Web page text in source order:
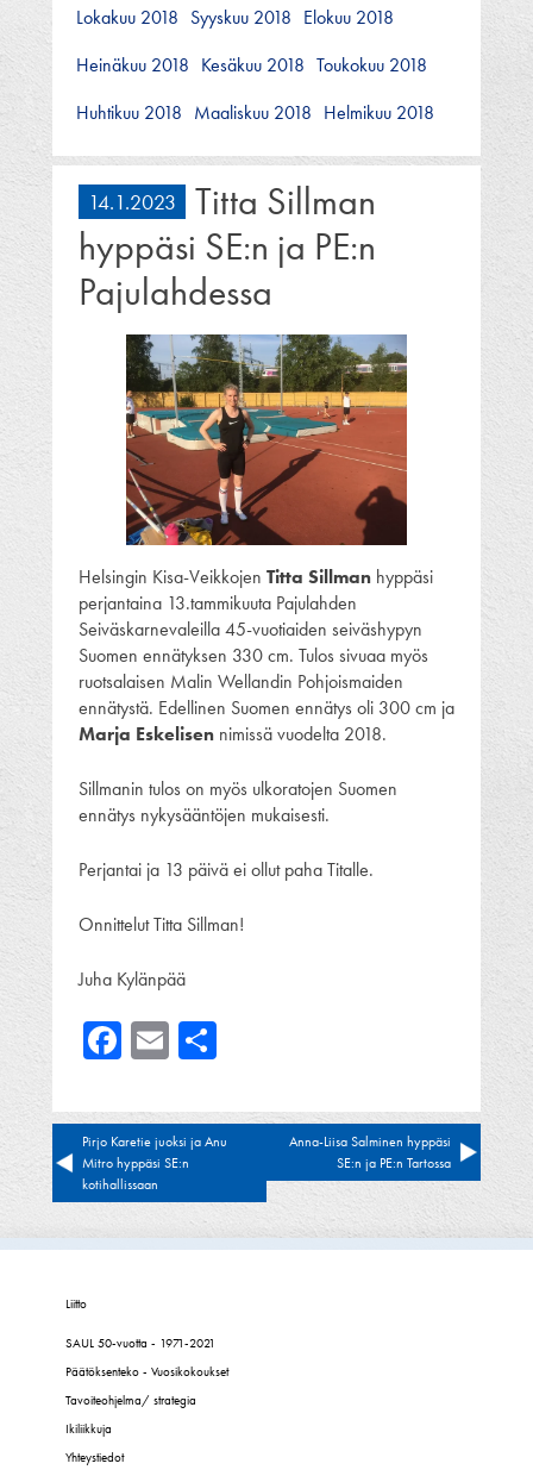
Lokakuu 2018 Syyskuu 2018 Elokuu 2018
Heinäkuu 2018 Kesäkuu 2018 Toukokuu 2018
Huhtikuu 2018 Maaliskuu 2018 Helmikuu 2018
14.1.2023
Titta Sillman
hyppäsi SE:n ja PE:n
Pajulahdessa
Helsingin Kisa-Veikkojen Titta Sillman hyppäsi
perjantaina 13.tammikuuta Pajulahden
Seiväskarnevaleilla 45-vuotiaiden seiväshypyn
Suomen ennätyksen 330 cm. Tulos sivuaa myös
ruotsalaisen Malin Wellandin Pohjoismaiden
ennätystä. Edellinen Suomen ennätys oli 300 cm ja
Marja Eskelisen nimissä vuodelta 2018.
Sillmanin tulos on myös ulkoratojen Suomen
ennätys nykysääntöjen mukaisesti.
Perjantai ja 13 päivä ei ollut paha Titalle.
Onnittelut Titta Sillman!
Juha Kylänpää
Facebook
Email
Artikkelien
selaus
Pirjo Karetie juoksi ja Anu
Mitro hyppäsi SE:n
kotihallissaan
Anna-Liisa Salminen hyppäsi
SE:n ja PE:n Tartossa
Liitto
SAUL 50-vuotta - 1971-2021
Päätöksenteko - Vuosikokoukset
Tavoiteohjelma/ strategia
Ikiliikkuja
Yhteystiedot